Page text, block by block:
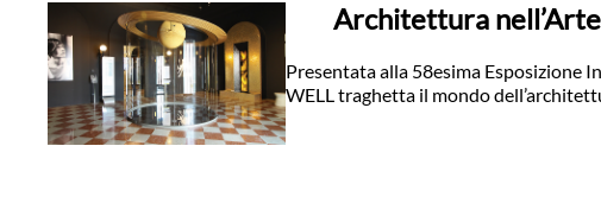
Architettura nell’Arte
Presentata alla 58esima Esposizione
WELL traghetta il mondo